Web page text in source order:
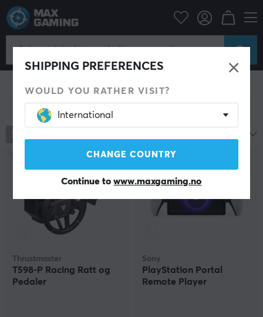
SHIPPING PREFERENCES
WOULD YOU RATHER VISIT?
International
CHANGE COUNTRY
Continue towww.maxgaming.no
Konsoll
Spillkonsoller & tilbehør
Playstation Xbox Nintendo Retro Gaming
Vis filter
SPAR 10%
Thrustmaster
T598-P Racing Ratt og
Pedaler
Sony
PlayStation Portal
Remote Player